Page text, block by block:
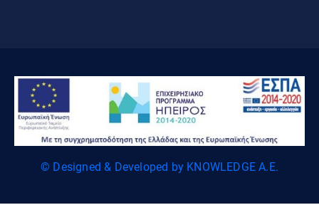
© Designed & Developed by KNOWLEDGE A.E.